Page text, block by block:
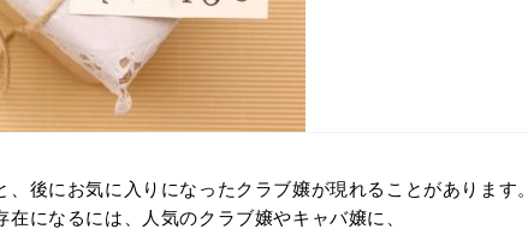
、後にお気に入りになったクラブ嬢が現れることがあります。
在になるには、人気のクラブ嬢やキャバ嬢に、